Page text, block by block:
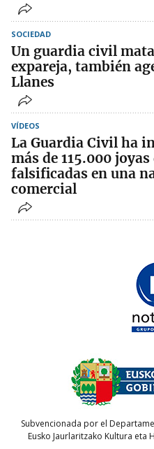
SOCIEDAD
Un guardia civil
expareja, también
Llanes
VÍDEOS
La Guardia Civil ha
más de 115.000
falsificadas en una
comercial
Subvencionada por el
Eusko Jaurlaritzako Kultura eta